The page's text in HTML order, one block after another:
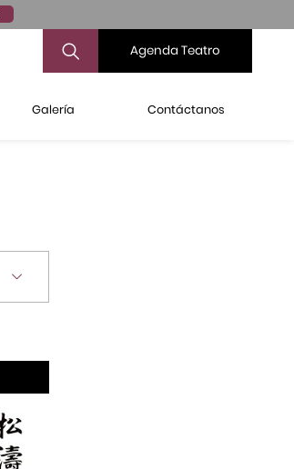
Agenda Teatro
Galería Contáctanos